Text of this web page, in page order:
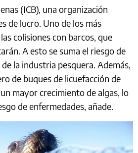
(ICB), una organización
de lucro. Uno de los más
colisiones con barcos, que
A esto se suma el riesgo de
la industria pesquera. Además,
de buques de licuefacción de
mayor crecimiento de algas, lo
de enfermedades, añade.